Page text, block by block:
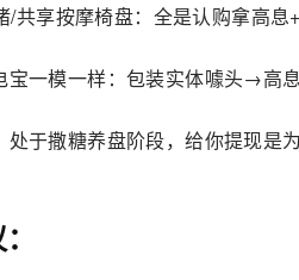
/共享按摩椅盘：全是认购拿高
宝一模一样：包装实体噱头→
处于撒糖养盘阶段，给你提现是